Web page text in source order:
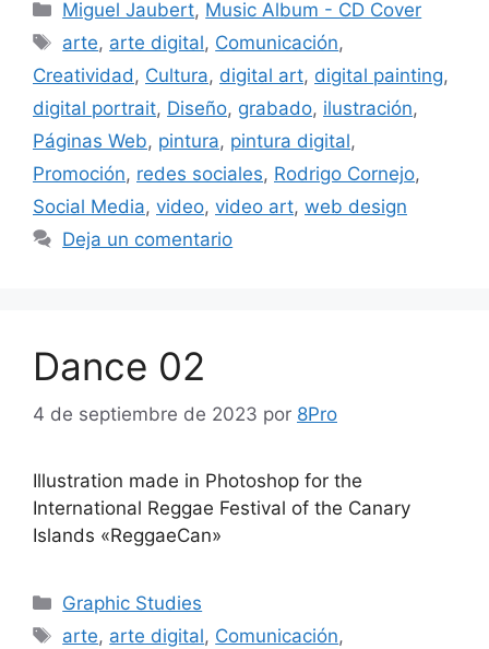
Miguel Jaubert, Music Album - CD Cover
arte, arte digital, Comunicación,
Creatividad , Cultura, digital art, digital painting,
digital portrait, Diseño, grabado, ilustración,
Páginas Web, pintura, pintura digital,
Promoción, redes sociales, Rodrigo Cornejo,
Social Media, video, video art, web design
Deja un comentario
Dance 02
4 de septiembre de 2023 por 8Pro
Illustration made in Photoshop for the
International Reggae Festival of the Canary
Islands «ReggaeCan»
Graphic Studies
arte, arte digital, Comunicación,